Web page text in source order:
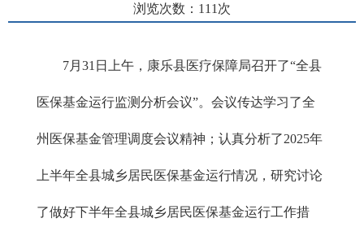
浏览次数： 111 次
7月31日上午，康乐县医疗保障局召开了“全县
医保基金运行监测分析会议”。会议传达学习了全
州医保基金管理调度会议精神；认真分析了2025年
上半年全县城乡居民医保基金运行情况，研究讨论
了做好下半年全县城乡居民医保基金运行工作措